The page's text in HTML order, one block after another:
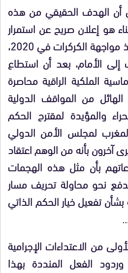
الهدف الحقيقي من هذه
هو إعلان صريح عن استمرار
الحرب ضد المغرب منذ مواجهة الكركرات في 2020،
الأمام، بعد أن استطاع
الملكية الراقية محاصرة
الهائل من المواقف الدولية
والمؤيدة لمقترح الحكم
لمجلس الأمن الدولي
فيما يرى آخرون بأنه من الوهم اعتقاد
بأن مثل هذه الهجمات
نحو محاولة تحريف مسار
تفعيل خيار الحكم الذاتي
من الاعتداءات الإجرامية
الفعل المنددة بهذا